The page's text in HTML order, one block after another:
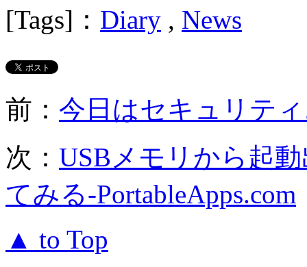
[Tags]： Diary , News
前： 今日はセキュリテ
次： USBメモリから起
てみる-PortableApps.com
▲ to Top